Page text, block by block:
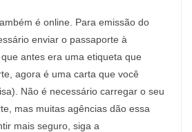
é online. Para emissão do
enviar o passaporte à
antes era uma etiqueta que
agora é uma carta que você
Não é necessário carregar o seu
mas muitas agências dão essa
mais seguro, siga a